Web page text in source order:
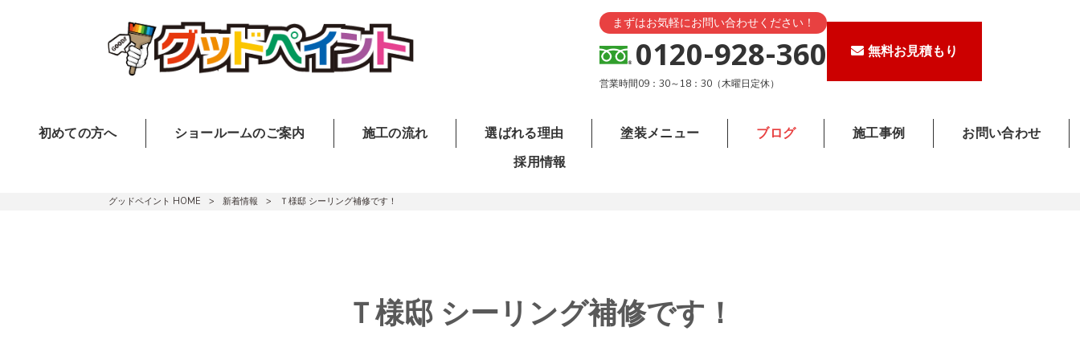
まずはお気軽にお問い合わせください！
0120-928-360
営業時間09：30～18：30（木曜日定休）
無料お見積もり
初めての方へ ショールームのご案内 施工の流れ 選ばれる理由 塗装メニュー ブログ 施工事例
お問い合わせ
採用情報
グッドペイント HOME > 新着情報 > Ｔ様邸 シーリング補修です！
Ｔ様邸 シーリング補修です！